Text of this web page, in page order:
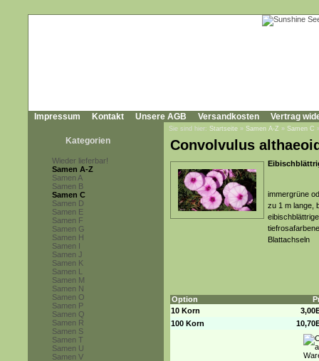
Impressum Kontakt Unsere AGB Versandkosten Vertrag
Kategorien
Wieder lieferbar!
Samen A-Z
Samen A
Samen B
Samen C
Samen D
Samen E
Samen F
Samen G
Samen H
Samen I
Samen J
Samen K
Samen L
Samen M
Samen N
Samen O
Samen P
Samen Q
Samen R
Samen S
Samen T
Samen U
Samen V
Sie sind hier: Startseite » Samen A-Z » Samen C
Convolvulus
immergrüne
zu 1 m lange,
Blattachseln
Option
10 Korn
100 Korn